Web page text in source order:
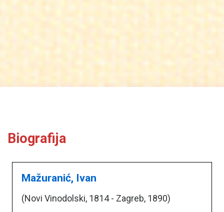
Biografija
Mažuranić, Ivan
(Novi Vinodolski, 1814 - Zagreb, 1890)